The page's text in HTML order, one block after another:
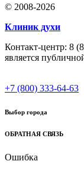
© 2008-2026
Клиник духи
Контакт-центр: 8
является
+7 (800) 333-64-63
Выбор города
ОБРАТНАЯ СВЯЗЬ
Ошибка